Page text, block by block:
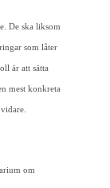
De ska liksom
som låter
är att sätta
mest konkreta
om